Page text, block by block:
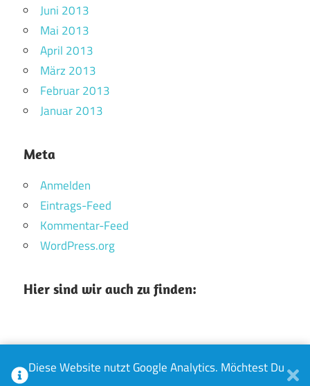
Juni 2013
Mai 2013
April 2013
März 2013
Februar 2013
Januar 2013
Meta
Anmelden
Eintrags-Feed
Kommentar-Feed
WordPress.org
Hier sind wir auch zu finden:
WordPress-Theme: Maxwell von ThemeZee.
Diese Website nutzt Google Analytics. Möchtest Du